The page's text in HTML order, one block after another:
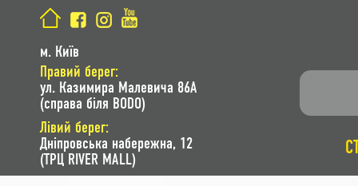
м. Київ
Правий берег:
ул. Казимира Малевича 86A
(справа біля BODO)
Лівий берег:
Дніпровська набережна, 12
(ТРЦ RIVER MALL)